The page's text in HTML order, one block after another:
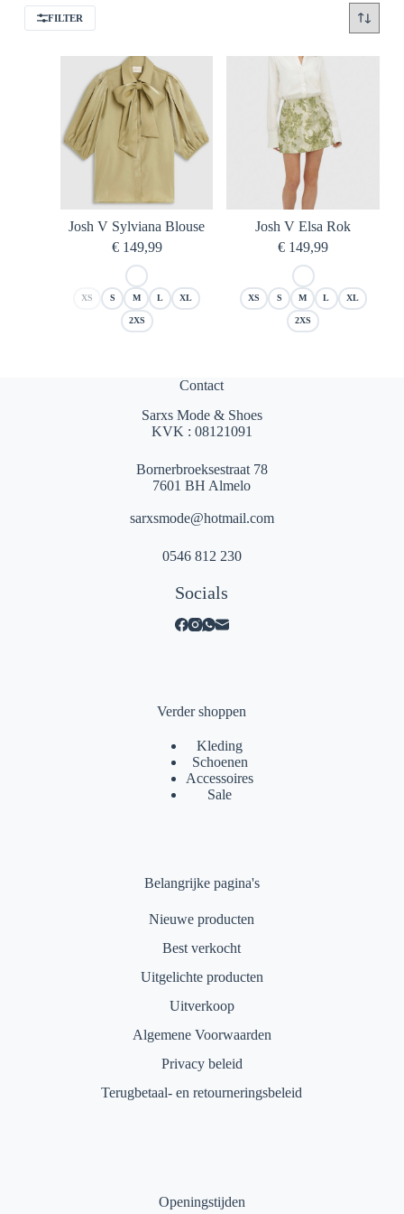
FILTER
Josh V Sylviana Blouse
€149,99
XS S M L XL
2XS
Josh V Elsa Rok
€ 149,99
XS S M L XL
2XS
Contact
Sarxs Mode & Shoes
KVK : 08121091
Bornerbroeksestraat 78
7601 BH Almelo
sarxsmode@hotmail.com
0546 812 230
Socials
Verder shoppen
Kleding
Schoenen
Accessoires
Sale
Belangrijke pagina's
Nieuwe producten
Best verkocht
Uitgelichte producten
Uitverkoop
Algemene Voorwaarden
Privacy beleid
Terugbetaal- en retourneringsbeleid
Openingstijden